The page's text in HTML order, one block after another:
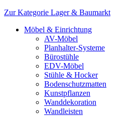
Zur Kategorie Lager & Baumarkt
Möbel & Einrichtung
AV-Möbel
Planhalter-Systeme
Bürostühle
EDV-Möbel
Stühle & Hocker
Bodenschutzmatten
Kunstpflanzen
Wanddekoration
Wandleisten